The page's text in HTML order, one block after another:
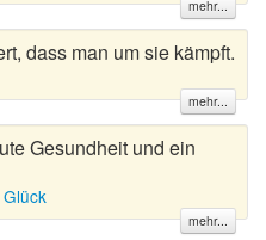
mehr...
dass man um sie kämpft.
mehr...
Gesundheit und ein
mehr...